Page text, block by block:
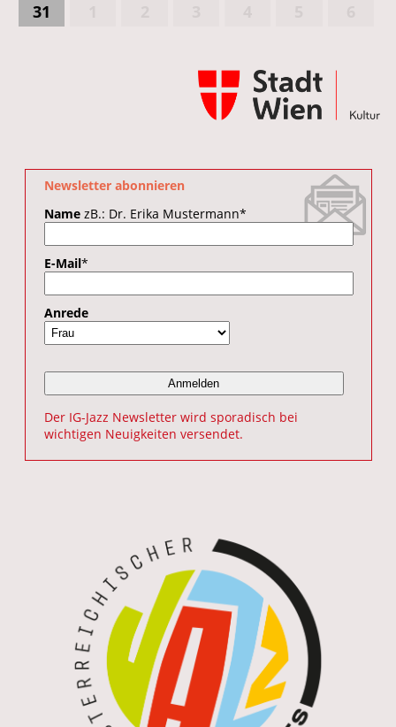
31
Newsletter abonnieren
NamezB.: Dr. Erika Mustermann*
E-Mail*
Anrede
Der IG-Jazz Newsletter wird sporadisch bei
wichtigen Neuigkeiten versendet.